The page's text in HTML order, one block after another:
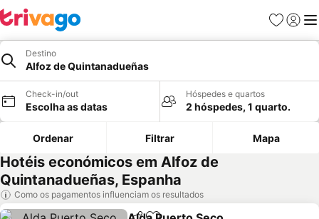
Favoritos
Iniciar
Destino
Alfoz de Quintanadueñas
Check-in/out
Escolha as datas
Hóspedes e quartos
2 hóspedes, 1 quarto.
Ordenar Filtrar Mapa
Hotéis económicos em Alfoz de
Quintanadueñas, Espanha
Como os pagamentos influenciam os resultados